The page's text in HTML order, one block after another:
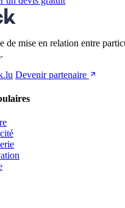
de mise en relation entre
Devenir partenaire